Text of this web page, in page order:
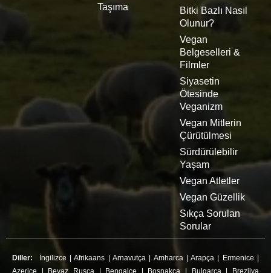
Taşıma
Bitki Bazlı Nasıl
Olunur?
Vegan
Belgeselleri &
Filmler
Siyasetin
Ötesinde
Veganizm
Vegan Mitlerin
Çürütülmesi
Sürdürülebilir
Yaşam
Vegan Atletler
Vegan Güzellik
Sıkça Sorulan
Sorular
Diller: İngilizce|Afrikaans Arnavutça| Amharca|Arapça Ermenice
Azerice
Beyaz Rusça Bengalce Boşnakça Bulgarca Brezilya